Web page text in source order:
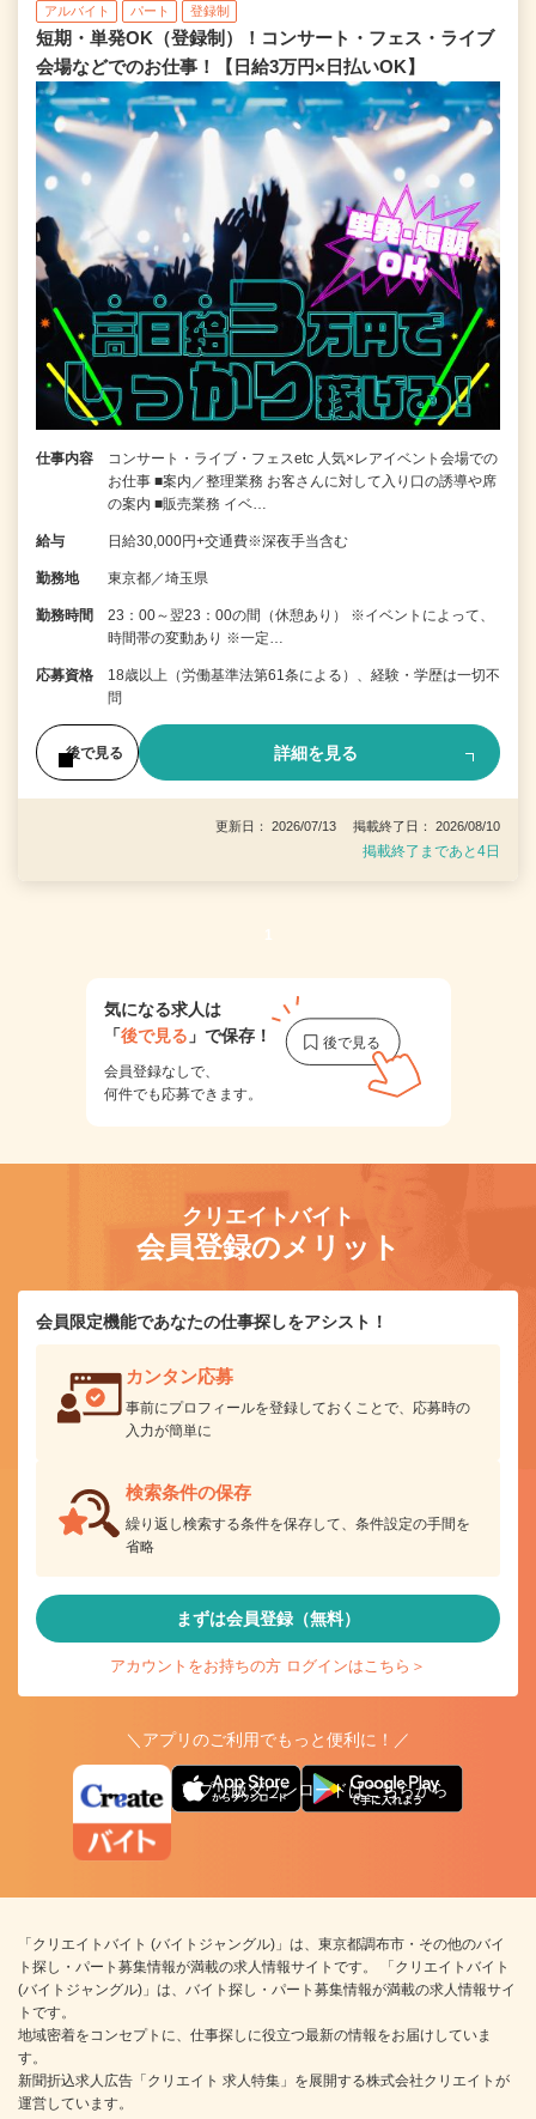
アルバイト パート 登録制
短期・単発OK（登録制）！コンサート・フェス・ライブ
会場などでのお仕事！【日給3万円×日払いOK】
仕事内容
コンサート・ライブ・フェスetc 人気×レアイベント会場での
お仕事 ■案内／整理業務 お客さんに対して入り口の誘導や席
の案内 ■販売業務 イベ…
給与 日給30,000円+交通費※深夜手当含む
勤務地 東京都／埼玉県
勤務時間
23：00～翌23：00の間（休憩あり） ※イベントによって、
時間帯の変動あり ※一定…
応募資格
18歳以上（労働基準法第61条による）、経験・学歴は一切不
問
後で見る 詳細を見る
更新日： 2026/07/13 掲載終了日： 2026/08/10
掲載終了まであと4日
1
気になる求人は
「後で見る 」で保存！
会員登録なしで、
何件でも応募できます。
クリエイトバイト
会員登録のメリット
会員限定機能であなたの仕事探しをアシスト！
カンタン応募
事前にプロフィールを登録しておくことで、応募時の
入力が簡単に
検索条件の保存
繰り返し検索する条件を保存して、条件設定の手間を
省略
まずは会員登録（無料）
アカウントをお持ちの方 ログインはこちら＞
＼アプリのご利用でもっと便利に！／
アプリ版ダウンロードはこちらから
「クリエイトバイト (バイトジャングル)」は、東京都調布市・その他のバイ
ト探し・パート募集情報が満載の求人情報サイトです。 「クリエイトバイト
(バイトジャングル)」は、バイト探し・パート募集情報が満載の求人情報サイ
トです。
地域密着をコンセプトに、仕事探しに役立つ最新の情報をお届けしていま
す。
新聞折込求人広告「クリエイト 求人特集」を展開する株式会社クリエイトが
運営しています。